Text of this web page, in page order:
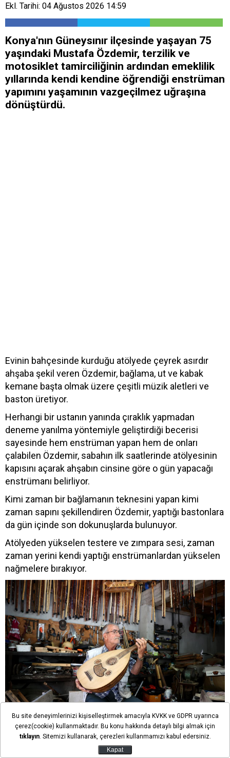
Ekl. Tarihi: 04 Ağustos 2026 14:59
Konya'nın Güneysınır ilçesinde yaşayan 75
yaşındaki Mustafa Özdemir, terzilik ve
motosiklet tamirciliğinin ardından emeklilik
yıllarında kendi kendine öğrendiği enstrüman
yapımını yaşamının vazgeçilmez uğraşına
dönüştürdü.
Evinin bahçesinde kurduğu atölyede çeyrek asırdır
ahşaba şekil veren Özdemir, bağlama, ut ve kabak
kemane başta olmak üzere çeşitli müzik aletleri ve
baston üretiyor.
Herhangi bir ustanın yanında çıraklık yapmadan
deneme yanılma yöntemiyle geliştirdiği becerisi
sayesinde hem enstrüman yapan hem de onları
çalabilen Özdemir, sabahın ilk saatlerinde atölyesinin
kapısını açarak ahşabın cinsine göre o gün yapacağı
enstrümanı belirliyor.
Kimi zaman bir bağlamanın teknesini yapan kimi
zaman sapını şekillendiren Özdemir, yaptığı bastonlara
da gün içinde son dokunuşlarda bulunuyor.
Atölyeden yükselen testere ve zımpara sesi, zaman
zaman yerini kendi yaptığı enstrümanlardan yükselen
nağmelere bırakıyor.
- "Ben hiçbir işi ustadan görmedim"
Bu site deneyimlerinizi kişiselleştirmek amacıyla KVKK ve GDPR uyarınca
çerez(cookie) kullanmaktadır. Bu konu hakkında detaylı bilgi almak için
tıklayın. Sitemizi kullanarak, çerezleri kullanmamızı kabul edersiniz.
Kapat